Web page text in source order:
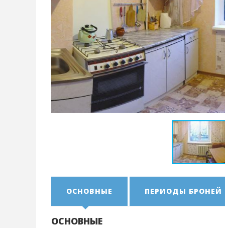
ОСНОВНЫЕ ПЕРИОДЫ БРОНЕЙ
ОСНОВНЫЕ